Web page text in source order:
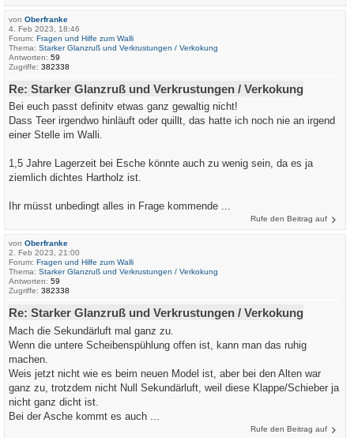
von Oberfranke
4. Feb 2023, 18:46
Forum: Fragen und Hilfe zum Walli
Thema: Starker Glanzruß und Verkrustungen / Verkokung
Antworten: 59
Zugriffe: 382338
Re: Starker Glanzruß und Verkrustungen / Verkokung
Bei euch passt definitv etwas ganz gewaltig nicht!
Dass Teer irgendwo hinläuft oder quillt, das hatte ich noch nie an irgend
einer Stelle im Walli.
1,5 Jahre Lagerzeit bei Esche könnte auch zu wenig sein, da es ja
ziemlich dichtes Hartholz ist.
Ihr müsst unbedingt alles in Frage kommende ...
Rufe den Beitrag auf
von Oberfranke
2. Feb 2023, 21:00
Forum: Fragen und Hilfe zum Walli
Thema: Starker Glanzruß und Verkrustungen / Verkokung
Antworten: 59
Zugriffe: 382338
Re: Starker Glanzruß und Verkrustungen / Verkokung
Mach die Sekundärluft mal ganz zu.
Wenn die untere Scheibenspühlung offen ist, kann man das ruhig
machen.
Weis jetzt nicht wie es beim neuen Model ist, aber bei den Alten war
ganz zu, trotzdem nicht Null Sekundärluft, weil diese Klappe/Schieber ja
nicht ganz dicht ist.
Bei der Asche kommt es auch ...
Rufe den Beitrag auf